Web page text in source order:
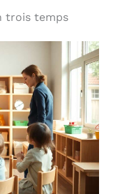
trois temps